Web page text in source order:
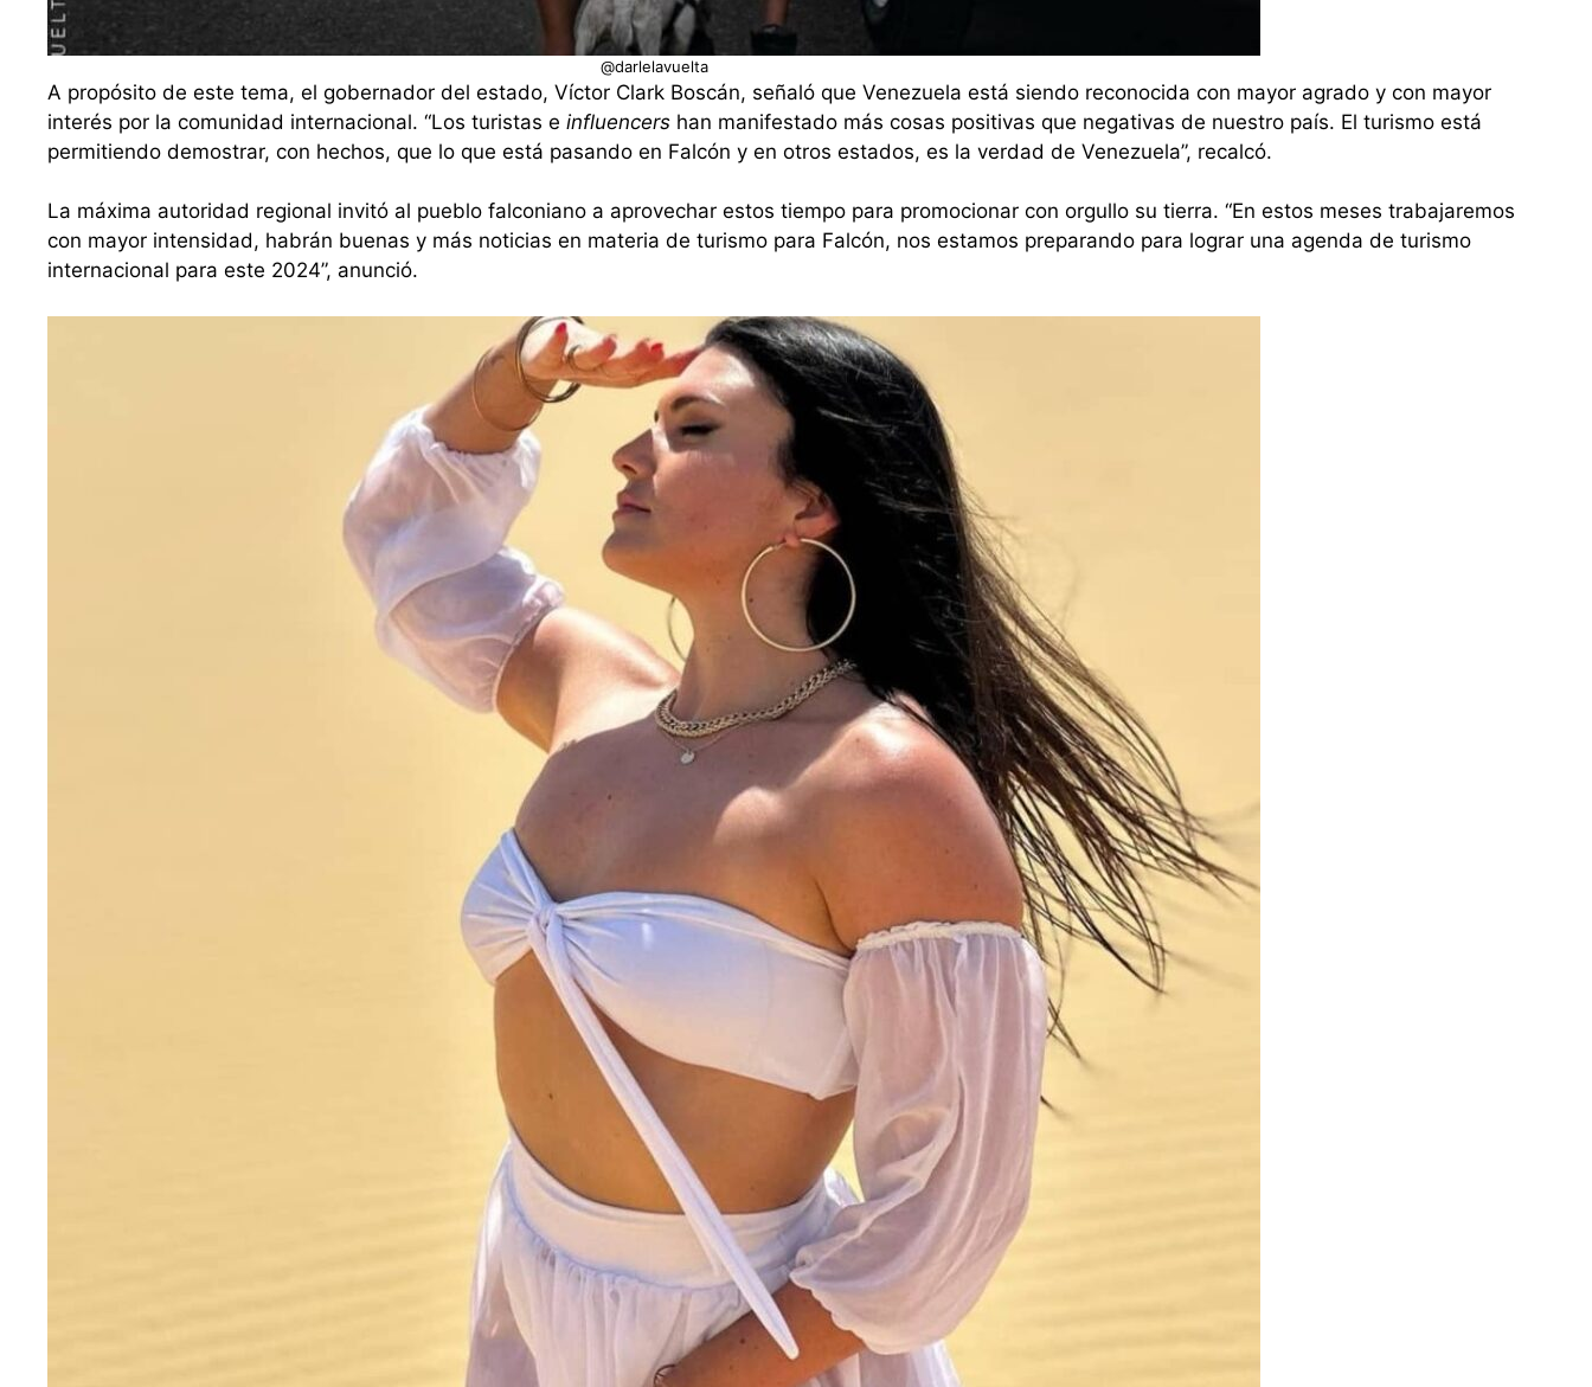
@darlelavuelta
A propósito de este tema, el gobernador del estado, Víctor Clark Boscán, señaló que Venezuela está siendo reconocida con mayor agrado y con mayor
interés por la comunidad internacional. “Los turistas e influencers han manifestado más cosas positivas que negativas de nuestro país. El turismo está
permitiendo demostrar, con hechos, que lo que está pasando en Falcón y en otros estados, es la verdad de Venezuela”, recalcó.
La máxima autoridad regional invitó al pueblo falconiano a aprovechar estos tiempo para promocionar con orgullo su tierra. “En estos meses trabajaremos
con mayor intensidad, habrán buenas y más noticias en materia de turismo para Falcón, nos estamos preparando para lograr una agenda de turismo
internacional para este 2024”, anunció.